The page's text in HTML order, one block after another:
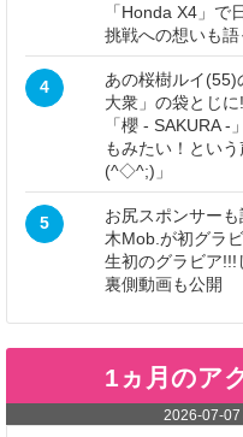
「Honda X4」で
挑戦への想いも
4
あの桜樹ルイ(55)
大衆」の袋とじ
「櫻 - SAKURA
もみたい！とい
(^◇^;)」
5
お尻スポンサー
木Mob.が初グラ
生初のグラビア!!!
裏側動画も公開
1ヵ月のア
2026-07-07